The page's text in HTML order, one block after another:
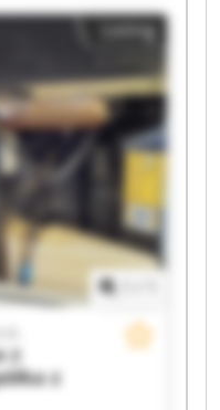
z o.o. Bogdan
Spółka z o.o.
Schulz
z o.o. Bogdan
Spółka z o.o.
Bogdan Schulz
z o.o. Bogdan
Spółka z o.o.
Listing
z
z